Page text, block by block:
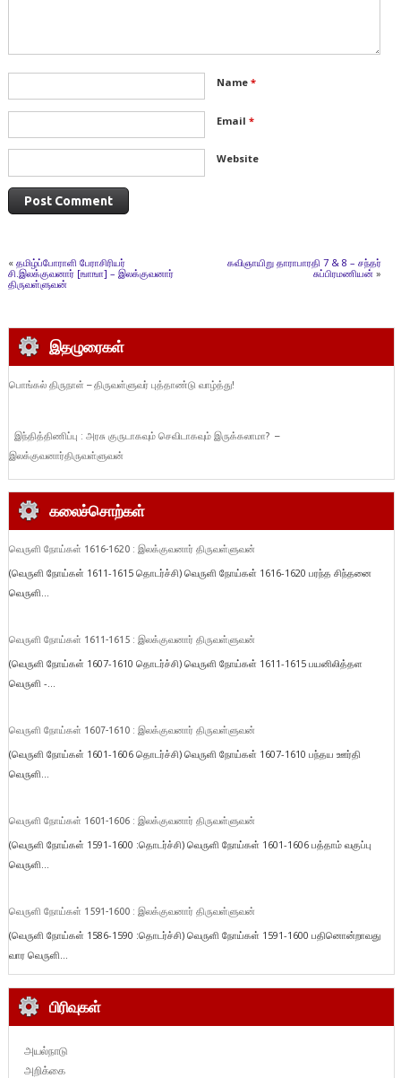
Name *
Email *
Website
« தமிழ்ப்போராளி பேராசிரியர்
சி.இலக்குவனார் [ஙாஙா] – இலக்குவனார்
திருவள்ளுவன்
கவிஞாயிறு தாராபாரதி 7 & 8 – சந்தர்
சுப்பிரமணியன் »
இதழுரைகள்
பொங்கல் திருநாள் – திருவள்ளுவர் புத்தாண்டு வாழ்த்து!
இந்தித்திணிப்பு : அரசு குருடாகவும் செவிடாகவும் இருக்கலாமா? –
இலக்குவனார்திருவள்ளுவன்
கலைச்சொற்கள்
வெருளி நோய்கள் 1616-1620 : இலக்குவனார் திருவள்ளுவன்
(வெருளி நோய்கள் 1611-1615 தொடர்ச்சி) வெருளி நோய்கள் 1616-1620 பரந்த சிந்தனை
வெருளி...
வெருளி நோய்கள் 1611-1615 : இலக்குவனார் திருவள்ளுவன்
(வெருளி நோய்கள் 1607-1610 தொடர்ச்சி) வெருளி நோய்கள் 1611-1615 பயனிலித்தள
வெருளி -...
வெருளி நோய்கள் 1607-1610 : இலக்குவனார் திருவள்ளுவன்
(வெருளி நோய்கள் 1601-1606 தொடர்ச்சி) வெருளி நோய்கள் 1607-1610 பந்தய ஊர்தி
வெருளி...
வெருளி நோய்கள் 1601-1606 : இலக்குவனார் திருவள்ளுவன்
(வெருளி நோய்கள் 1591-1600 :தொடர்ச்சி) வெருளி நோய்கள் 1601-1606 பத்தாம் வகுப்பு
வெருளி...
வெருளி நோய்கள் 1591-1600 : இலக்குவனார் திருவள்ளுவன்
(வெருளி நோய்கள் 1586-1590 :தொடர்ச்சி) வெருளி நோய்கள் 1591-1600 பதினொன்றாவது
வார வெருளி...
பிரிவுகள்
அயல்நாடு
அறிக்கை